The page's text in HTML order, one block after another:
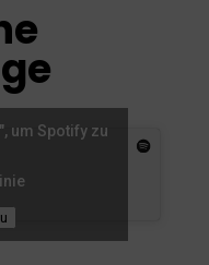
um Spotify zu